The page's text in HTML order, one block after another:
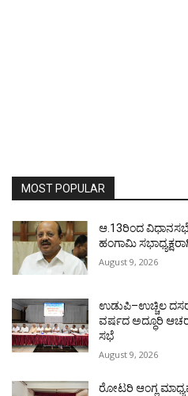
MOST POPULAR
ಆ.13ರಿಂದ
ಹಂಗಾಮಿ
August 9, 2026
ಉಡುಪಿ–ಉಚ್ಚಿಲ
ವರ್ಷದ ಅದ್ಧೂರಿ
ಸಭೆ
August 9, 2026
ರೋಟರಿ ಆಂಗ್ಲ